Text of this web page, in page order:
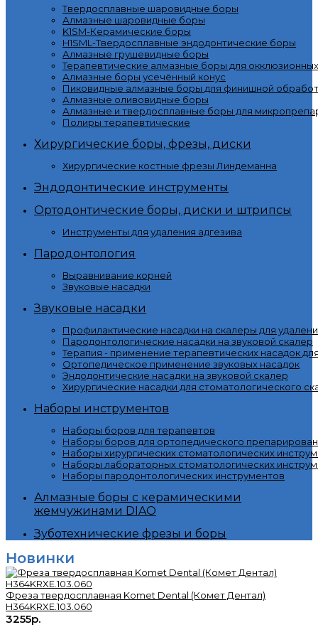
Твердосплавные шаровидные боры
Алмазные шаровидные боры
K1SM-Керамические боры
H1SML-Твердосплавные эндодонтические боры
Алмазные грушевидные боры
Терапевтические алмазные боры для
Алмазные боры усечённый конус
Пиковидные алмазные боры для финишной
Алмазные оливовидные боры
Алмазные и твердосплавные боры для
Полиры терапевтические
Хирургические боры, фрезы, диски
Хирургические костные фрезы Линдеманна
Эндодонтические инструменты
Ортодонтические боры, диски и штрипсы
Инструменты для удаления адгезива
Пародонтология
Выравнивание корней
Звуковые насадки
Звуковые насадки
Профилактические насадки на скалеры для
Пародонтологические насадки на звуковой скалер
Терапия - применение терапевтических насадок
Ортопедическое применение звуковых насадок
Эндодонтические насадки на звуковой скалер
Хирургические насадки для стоматологического
Наборы инструментов
Наборы боров для терапевтов
Наборы боров для ортопедического
Наборы хирургических стоматологических
Наборы лабораторных стоматологических
Наборы пародонтологических инструментов
Алмазные боры с керамическими
жемчужинами DIAO
Зуботехнические фрезы и боры
Новинки
Фреза твердосплавная Komet Dental (Комет Дентал)
H364KRXE.103.060
3255р.